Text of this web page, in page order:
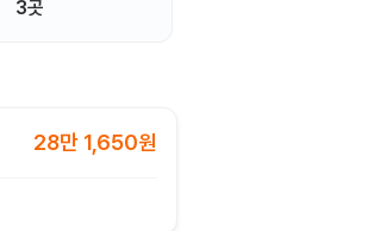
3곳
28만 1,650원